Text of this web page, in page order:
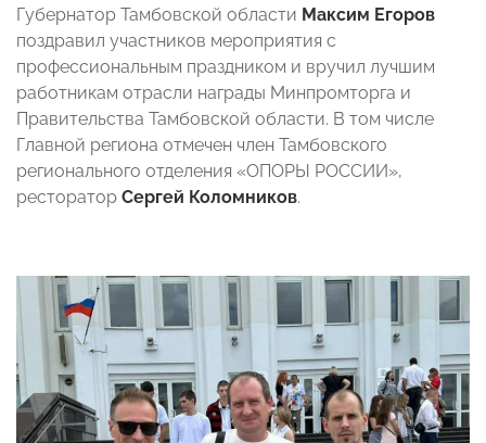
Губернатор Тамбовской области Максим Егоров
поздравил участников мероприятия с
профессиональным праздником и вручил лучшим
работникам отрасли награды Минпромторга и
Правительства Тамбовской области. В том числе
Главной региона отмечен член Тамбовского
регионального отделения «ОПОРЫ РОССИИ»,
ресторатор Сергей Коломников.